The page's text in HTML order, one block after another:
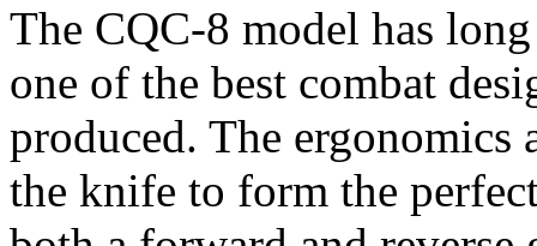
The CQC-8 model has
one of the best combat
produced. The ergonomics
the knife to form the